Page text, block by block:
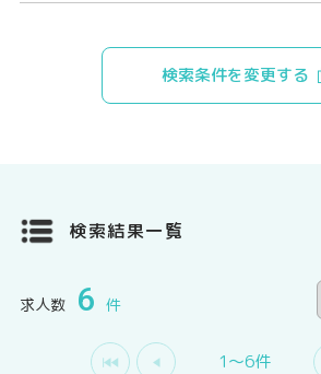
検索条件を変更する
検索結果一覧
求人数 6 件
1〜6件